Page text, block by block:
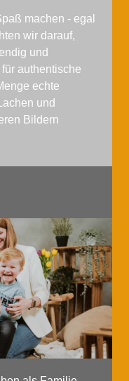
machen - egal
wir darauf,
und
authentische
echte
und
Bildern